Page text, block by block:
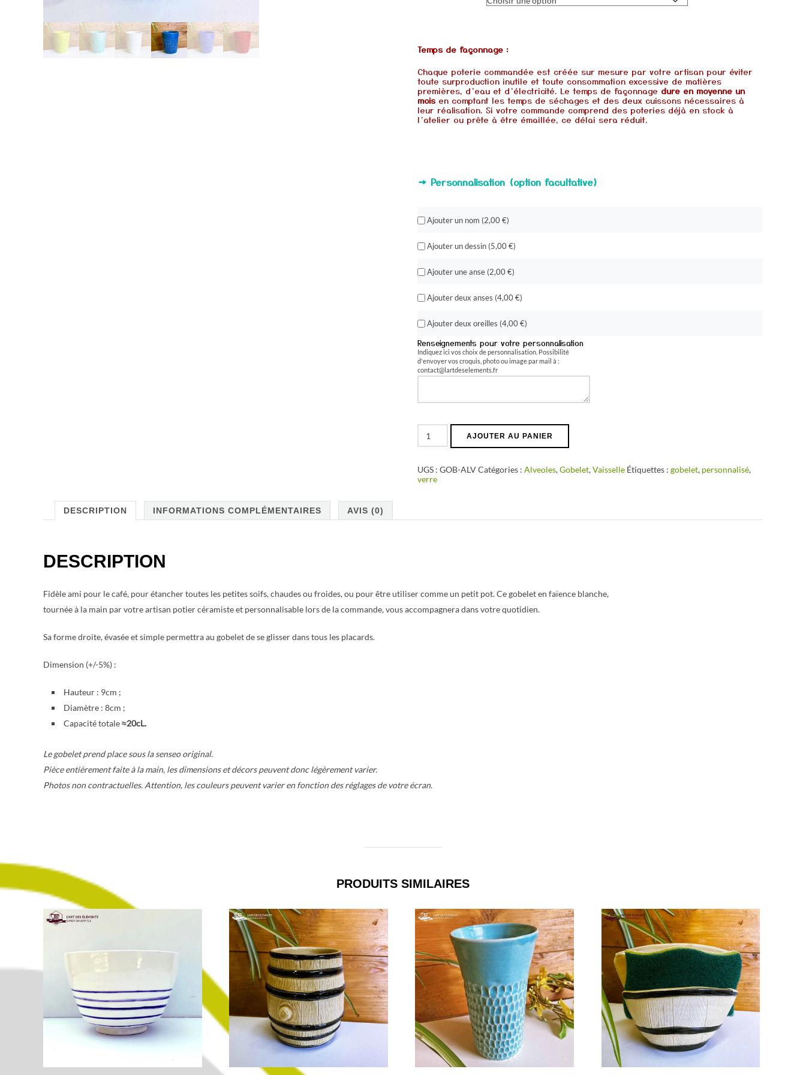
Temps de façonnage :
Chaque poterie commandée est créée sur mesure par votre artisan pour éviter
toute surproduction inutile et toute consommation excessive de matières
premières, d’eau et d’électricité. Le temps de façonnage dure en moyenne un
mois en comptant les temps de séchages et des deux cuissons nécessaires à
leur réalisation. Si votre commande comprend des poteries déjà en stock à
l’atelier ou prête à être émaillée, ce délai sera réduit.
→ Personnalisation (option facultative)
Ajouter un nom (2,00€)
Ajouter un dessin (5,00€)
Ajouter une anse (2,00€)
Ajouter deux anses (4,00€)
Ajouter deux oreilles (4,00€)
Renseignements pour votre personnalisation
Indiquez ici vos choix de personnalisation. Possibilité
d'envoyer vos croquis, photo ou image par mail à :
contact@lartdeselements.fr
quantité
Gobelet
AJOUTER AU PANIER
UGS : GOB-ALVCatégories : Alveoles,Gobelet,Vaisselle Étiquettes : gobelet, personnalisé,
verre
DESCRIPTION INFORMATIONS COMPLÉMENTAIRES AVIS (0)
DESCRIPTION
Fidèle ami pour le café, pour étancher toutes les petites soifs, chaudes ou froides, ou pour être utiliser comme un petit pot. Ce gobelet en faïence blanche,
tournée à la main par votre artisan potier céramiste et personnalisable lors de la commande, vous accompagnera dans votre quotidien.
Sa forme droite, évasée et simple permettra au gobelet de se glisser dans tous les placards.
Dimension (+/-5%) :
Hauteur : 9cm ;
Diamètre : 8cm ;
Capacité totale≈20cL.
Le gobelet prend place sous la senseo original.
Pièce entièrement faite à la main, les dimensions et décors peuvent donc légèrement varier.
Photos non contractuelles. Attention, les couleurs peuvent varier en fonction des réglages de votre écran.
PRODUITS SIMILAIRES